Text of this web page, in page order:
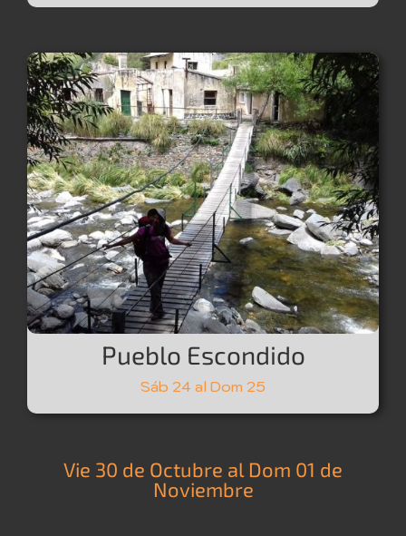
Pueblo Escondido
Sáb 24 al Dom 25
Vie 30 de Octubre al Dom 01 de
Noviembre